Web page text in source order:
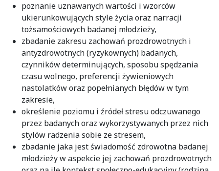
poznanie uznawanych wartości i wzorców
ukierunkowujących style życia oraz narracji
tożsamościowych badanej młodzieży,
zbadanie zakresu zachowań prozdrowotnych i
antyzdrowotnych (ryzykownych) badanych,
czynników determinujących, sposobu spędzania
czasu wolnego, preferencji żywieniowych
nastolatków oraz popełnianych błędów w tym
zakresie,
określenie poziomu i źródeł stresu odczuwanego
przez badanych oraz wykorzystywanych przez nich
stylów radzenia sobie ze stresem,
zbadanie jaka jest świadomość zdrowotna badanej
młodzieży w aspekcie jej zachowań prozdrowotnych